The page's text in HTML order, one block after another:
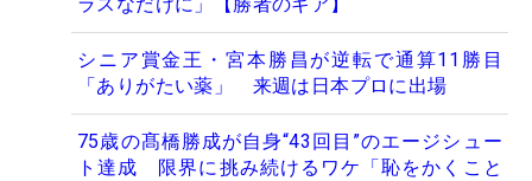
シニア賞金王・宮本勝昌が逆転で通算11勝目
「ありがたい薬」 来週は日本プロに出場
75歳の髙橋勝成が自身“43回目”のエージシュー
ト達成 限界に挑み続けるワケ「恥をかくこと